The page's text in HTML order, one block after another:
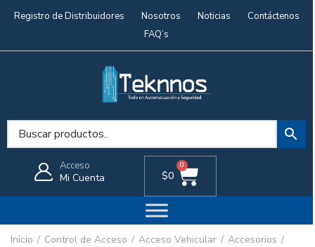
Registro de Distribuidores Nosotros Noticias
Contáctenos
FAQ’s
Acceso
Mi Cuenta $0
0
Inicio Control de Acceso Acceso Vehicular
Accesorios